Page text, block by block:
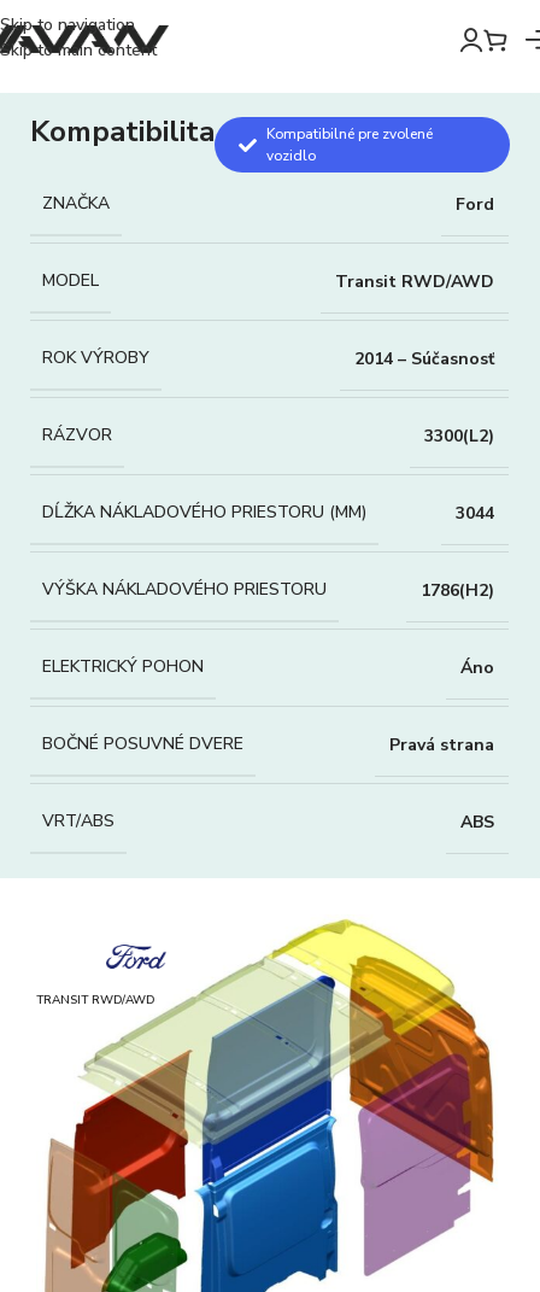
Skip to navigation
Skip to main content
Kompatibilita
Kompatibilné pre zvolené
vozidlo
ZNAČKA Ford
MODEL Transit RWD/AWD
ROK VÝROBY 2014 – Súčasnosť
RÁZVOR 3300(L2)
DĹŽKA NÁKLADOVÉHO PRIESTORU (MM) 3044
VÝŠKA NÁKLADOVÉHO PRIESTORU 1786(H2)
ELEKTRICKÝ POHON Áno
BOČNÉ POSUVNÉ DVERE Pravá strana
VRT/ABS ABS
TRANSIT RWD/AWD